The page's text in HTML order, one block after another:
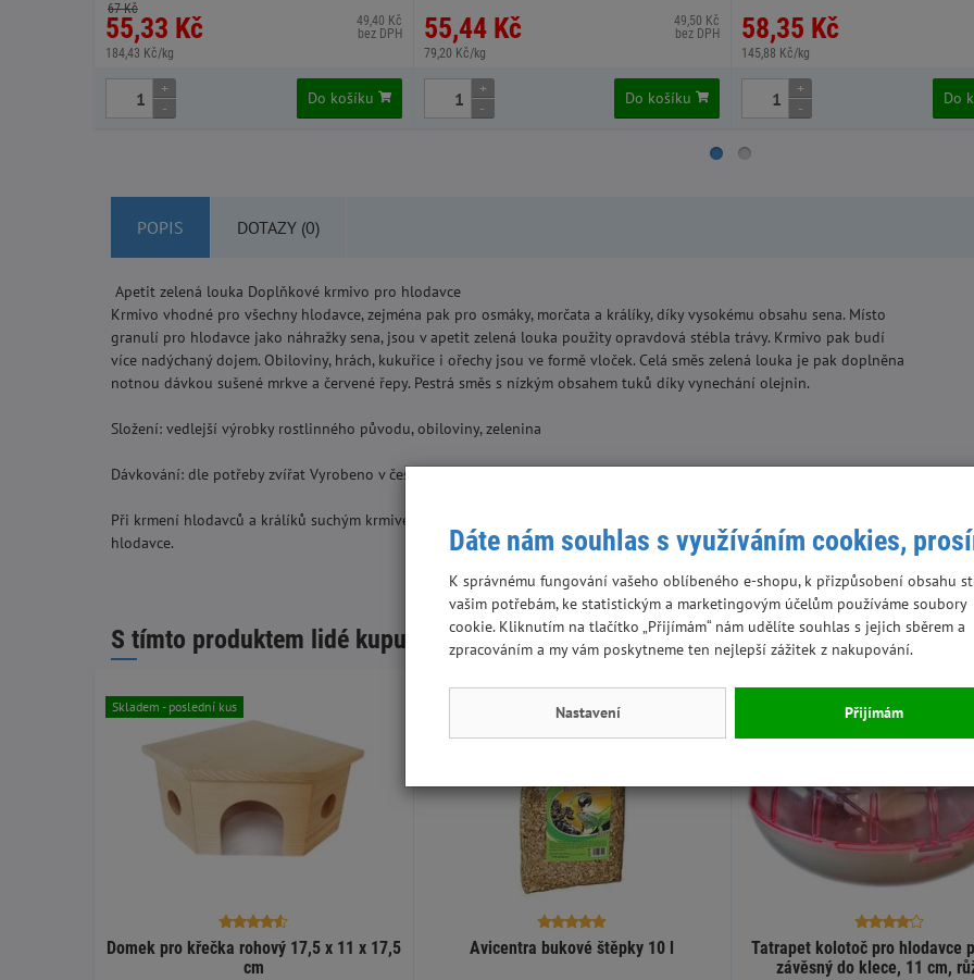
67 Kč
55,33 Kč
184,43 Kč/kg
49,40 Kč
bez DPH
+
-
Do košíku
55,44 Kč
79,20 Kč/kg
49,50 Kč
bez DPH
+
-
Do košíku
58,35 Kč
145,88 Kč/kg
+
-
Do
POPIS DOTAZY (0)
Apetit zelená louka Doplňkové krmivo pro hlodavce
Krmivo vhodné pro všechny hlodavce, zejména pak pro osmáky, morčata a králíky, díky vysokému obsahu sena. Místo
granulí pro hlodavce jako náhražky sena, jsou v apetit zelená louka použity opravdová stébla trávy. Krmivo pak budí
více nadýchaný dojem. Obiloviny, hrách, kukuřice i ořechy jsou ve formě vloček. Celá směs zelená louka je pak doplněna
notnou dávkou sušené mrkve a červené řepy. Pestrá směs s nízkým obsahem tuků díky vynechání olejnin.
Složení: vedlejší výrobky rostlinného původu, obiloviny, zelenina
Dávkování: dle potřeby zvířat Vyrobeno v české republice
Při krmení hlodavců a králíků suchým krmivem nezapomeňte zajistit přístup k pitné vodě nejlépe pomocínapaječky pro
hlodavce.
S tímto produktem lidé kupují:
Domek pro křečka rohový 17,5 x 11 x 17,5
cm
Skladem - poslední kus
Avicentra bukové štěpky 10 l
Tatrapet kolotoč pro hlodavce
závěsný do klece, 11 cm,
Dáte nám souhlas s využíváním cookies,
K správnému fungování vašeho oblíbeného e-shopu, k přizpůsobení obsahu
vašim potřebám, ke statistickým a marketingovým účelům používáme soubory
cookie. Kliknutím na tlačítko „Přijímám“ nám udělíte souhlas s jejich sběrem a
zpracováním a my vám poskytneme ten nejlepší zážitek z nakupování.
Nastavení Přijímám